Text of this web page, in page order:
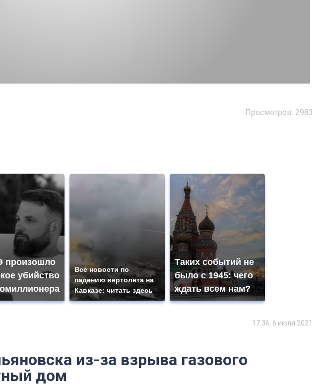
Просмотров: 2983
произошло
убийство
Все новости по
падению вертолета на
Кавказе: читать здесь
Таких событий не
было с 1945: чего
ждать всем нам?
17:36, 6 июля 2021
из-за взрыва газового
дом